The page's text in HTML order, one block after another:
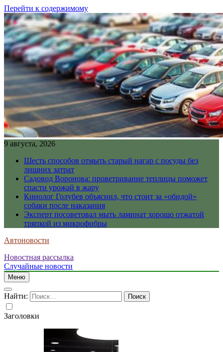
Перейти к содержимому
9 августа, 2026
Шесть способов отмыть старый нагар с посуды без
лишних затрат
Садовод Воронова: проветривание теплицы поможет
спасти урожай в жару
Кинолог Голубев объяснил, что стоит за «обидой»
собаки после наказания
Эксперт посоветовал мыть ламинат хорошо отжатой
тряпкой из микрофибры
Автоновости
Новостная рассылка
Случайные новости
Меню
Найти:
Заголовки